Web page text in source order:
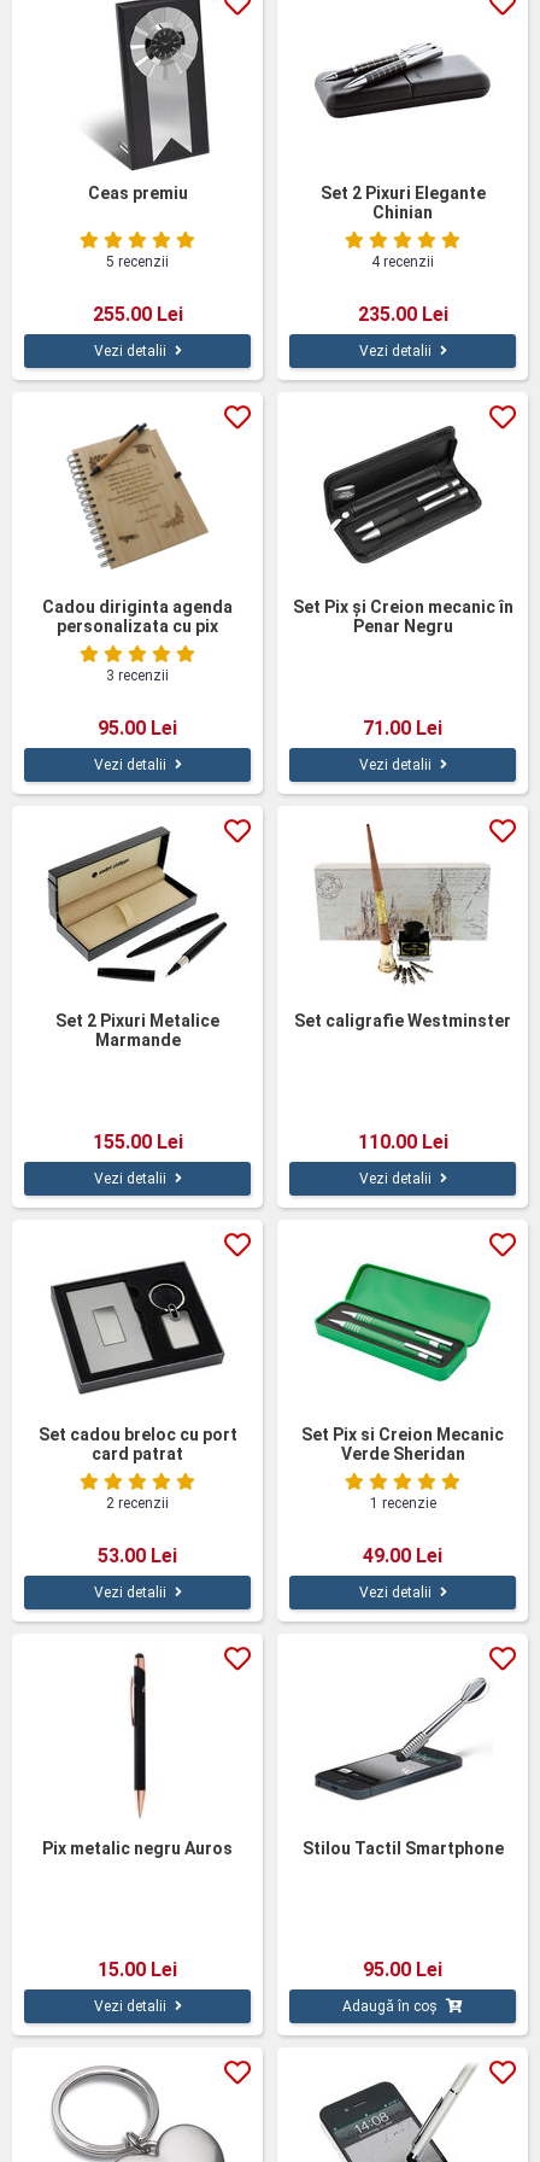
Ceas premiu
5 recenzii
255.00 Lei
Vezi detalii
Set 2 Pixuri Elegante
Chinian
4 recenzii
235.00 Lei
Vezi detalii
Cadou diriginta agenda
personalizata cu pix
3 recenzii
95.00 Lei
Vezi detalii
Set Pix și Creion mecanic în
Penar Negru
71.00 Lei
Vezi detalii
Set 2 Pixuri Metalice
Marmande
155.00 Lei
Vezi detalii
Set caligrafie Westminster
110.00 Lei
Vezi detalii
Set cadou breloc cu port
card patrat
2 recenzii
53.00 Lei
Vezi detalii
Set Pix si Creion Mecanic
Verde Sheridan
1 recenzie
49.00 Lei
Vezi detalii
Pix metalic negru Auros
15.00 Lei
Vezi detalii
Stilou Tactil Smartphone
95.00 Lei
Adaugă în coș